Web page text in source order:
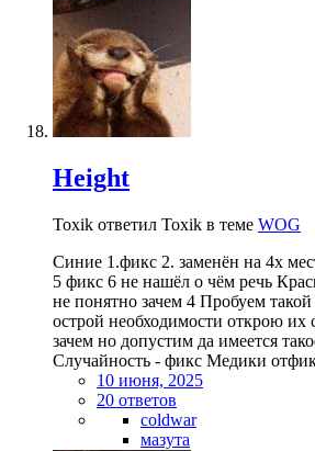
Height
Toxik ответил Toxik в теме WOG
Синие 1.фикс 2. заменён на 4х
5 фикс 6 не нашёл о чём речь
не понятно зачем 4 Пробуем такой
острой необходимости открою их
зачем но допустим да имеется
Случайность - фикс Медики
10 июня, 2025
20 ответов
coldwar
мазута